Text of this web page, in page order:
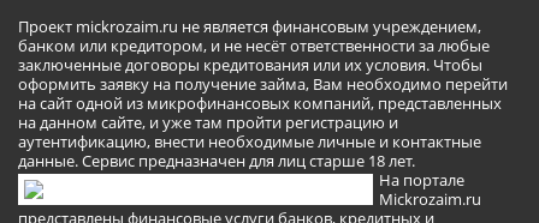
Проект mickrozaim.ru не является финансовым учреждением,
банком или кредитором, и не несёт ответственности за любые
заключенные договоры кредитования или их условия. Чтобы
оформить заявку на получение займа, Вам необходимо перейти
на сайт одной из микрофинансовых компаний, представленных
на данном сайте, и уже там пройти регистрацию и
аутентификацию, внести необходимые личные и контактные
данные. Сервис предназначен для лиц старше 18 лет.
На портале
Mickrozaim.ru
представлены финансовые услуги банков, кредитных и